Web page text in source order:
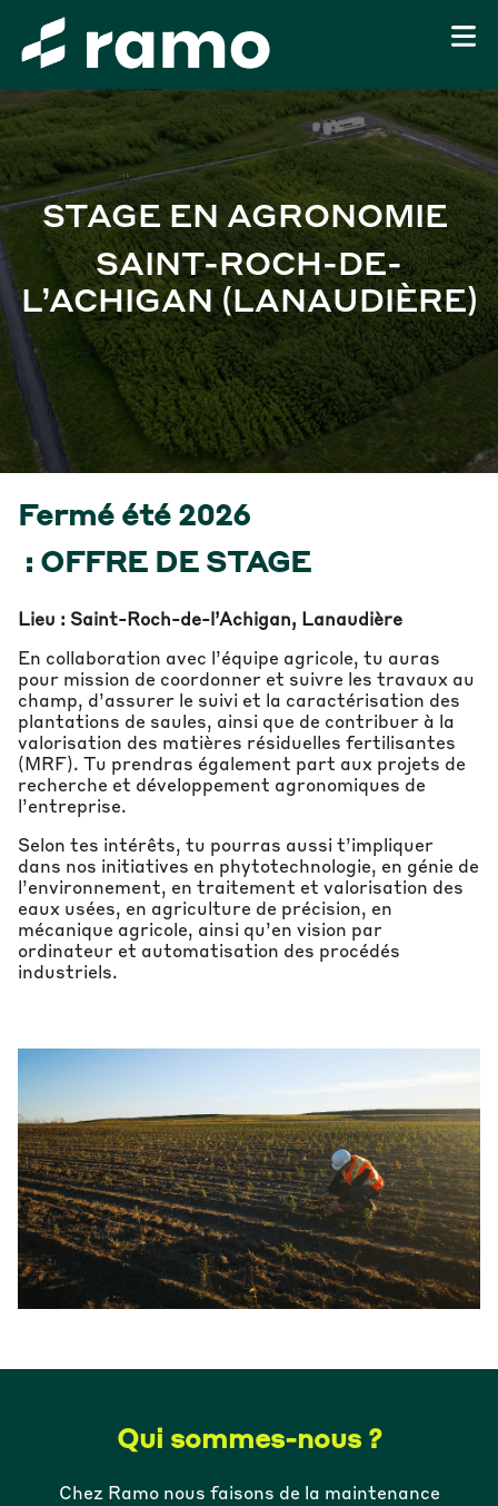
STAGE EN AGRONOMIE
SAINT-ROCH-DE-
L’ACHIGAN (LANAUDIÈRE)
Fermé été 2026
: OFFRE DE STAGE
Lieu : Saint-Roch-de-l’Achigan, Lanaudière
En collaboration avec l’équipe agricole, tu auras
pour mission de coordonner et suivre les travaux au
champ, d’assurer le suivi et la caractérisation des
plantations de saules, ainsi que de contribuer à la
valorisation des matières résiduelles fertilisantes
(MRF). Tu prendras également part aux projets de
recherche et développement agronomiques de
l’entreprise.
Selon tes intérêts, tu pourras aussi t’impliquer
dans nos initiatives en phytotechnologie, en génie de
l’environnement, en traitement et valorisation des
eaux usées, en agriculture de précision, en
mécanique agricole, ainsi qu’en vision par
ordinateur et automatisation des procédés
industriels.
Qui sommes-nous ?
Chez Ramo nous faisons de la maintenance